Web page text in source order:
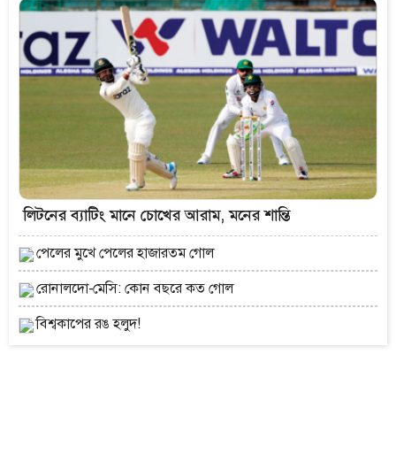
লিটনের ব্যাটিং মানে চোখের আরাম, মনের শান্তি
পেলের মুখে পেলের হাজারতম গোল
রোনালদো-মেসি: কোন বছরে কত গোল
বিশ্বকাপের রঙ হলুদ!